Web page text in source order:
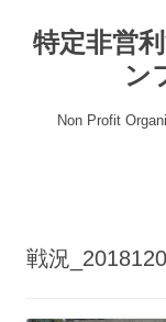
テ
ン
特定非営
ン
Non Profit
戦況